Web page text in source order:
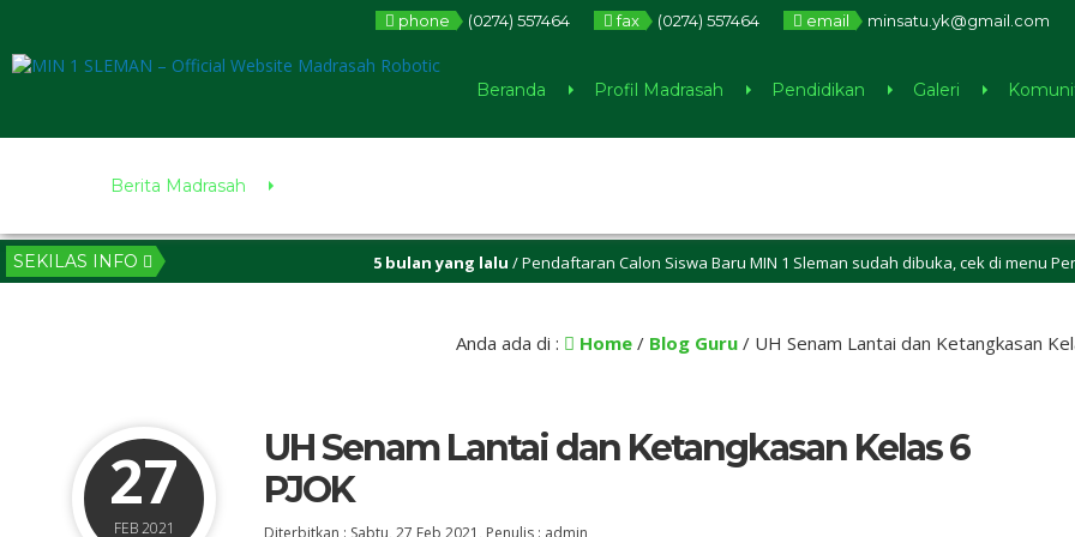
phone (0274) 557464 fax (0274) 557464 email minsatu.yk@gmail.com
Beranda Profil Madrasah Pendidikan Galeri
Berita Madrasah
SEKILAS INFO 5 bulan yang lalu/ Pendaftaran Calon Siswa Baru MIN 1 Sleman sudah dibuka, cek di menu
Anda ada di : Home / Blog Guru / UH Senam Lantai dan Ketangkasan
27
FEB 2021
UH Senam Lantai dan Ketangkasan Kelas 6
PJOK
Diterbitkan : Sabtu, 27 Feb 2021 , Penulis : admin